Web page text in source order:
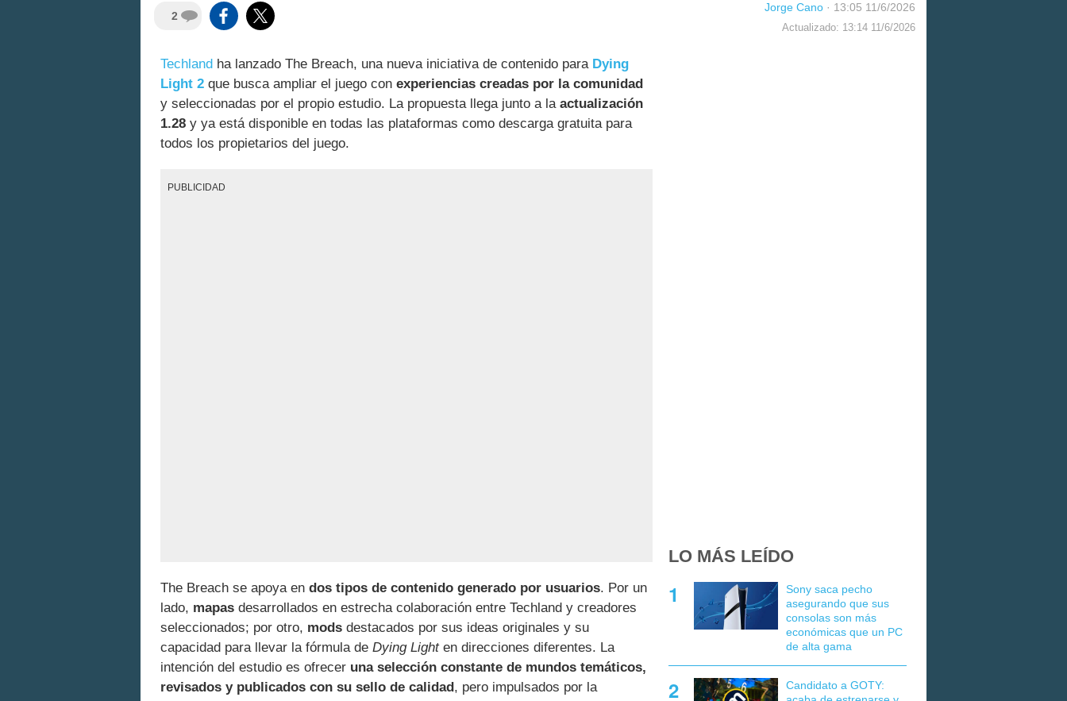
2
Jorge Cano · 13:05 11/6/2026
Actualizado: 13:14 11/6/2026
Techland ha lanzado The Breach, una nueva iniciativa de contenido para Dying
Light 2 que busca ampliar el juego con experiencias creadas por la comunidad
y seleccionadas por el propio estudio. La propuesta llega junto a la actualización
1.28 y ya está disponible en todas las plataformas como descarga gratuita para
todos los propietarios del juego.
PUBLICIDAD
The Breach se apoya en dos tipos de contenido generado por usuarios. Por un
lado, mapas desarrollados en estrecha colaboración entre Techland y creadores
seleccionados; por otro, mods destacados por sus ideas originales y su
capacidad para llevar la fórmula de Dying Lighten direcciones diferentes. La
intención del estudio es ofrecer una selección constante de mundos temáticos,
revisados y publicados con su sello de calidad , pero impulsados por la
LO MÁS LEÍDO
Sony saca pecho
asegurando que sus
consolas son más
económicas que un PC
de alta gama
Candidato a GOTY: